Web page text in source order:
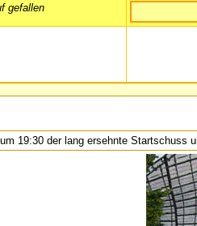
gefallen
19:30 der lang ersehnte Startschuss